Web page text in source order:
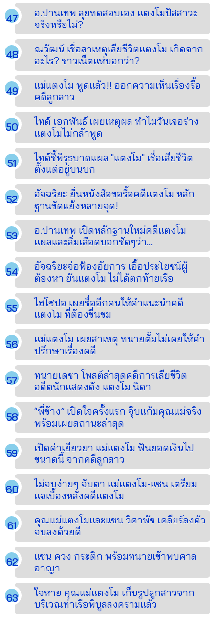
อ.ปานเทพ ลุยทดสอบเอง แตงโมปัสสาวะ
จริงหรือไม่?
ณวัฒน์ เชื่อสาเหตุเสียชีวิตแตงโม เกิดจาก
อะไร? ชาวเน็ตแห่บอกว่า?
แม่แตงโม พูดแล้ว!! ออกความเห็นเรื่องรื้อ
คดีลูกสาว
ไทด์ เอกพันธ์ เผยเหตุผล ทำไมวันเจอร่าง
แตงโมไม่กล้าพูด
ไทด์ชี้พิรุธบาดแผล "แตงโม" เชื่อเสียชีวิต
ตั้งแต่อยู่บนบก
อัจฉริยะ ยื่นหนังสือขอรื้อคดีแตงโม หลัก
ฐานขัดแย้งหลายจุด!
อ.ปานเทพ เปิดหลักฐานใหม่คดีแตงโม
แผลและลิ่มเลือดบอกชัดๆว่า...
อัจฉริยะจ่อฟ้องอัยการ เอื้อประโยชน์ผู้
ต้องหา ยันแตงโม ไม่ได้ตกท้ายเรือ
ไฮโซปอ เผยชื่ออีกคนให้คำแนะนำคดี
แตงโม ที่ต้องชื่นชม
แม่แตงโม เผยสาเหตุ ทนายตั้มไม่เคยให้คำ
ปรึกษาเรื่องคดี
ทนายเดชา โพสต์ล่าสุดคดีการเสียชีวิต
อดีตนักแสดงดัง แตงโม นิดา
“พี่ช้าง” เปิดใจครั้งแรก จุ๊บแก้มคุณแม่จริง
พร้อมเผยสถานะล่าสุด
เปิดค่าเยียวยา แม่แตงโม ฟันยอดเงินไป
ขนาดนี้ จากคดีลูกสาว
ไม่จบง่ายๆ จับตา แม่แตงโม-แซน เตรียม
แฉเบื้องหลังคดีแตงโม
คุณแม่แตงโมและแซน วิศาพัช เคลียร์ลงตัว
จบลงด้วยดี
แซน ควง กระติก พร้อมทนายเข้าพบศาล
อาญา
ใจหาย คุณแม่แตงโม เก็บรูปลูกสาวจาก
บริเวณท่าเรือพิบูลสงครามแล้ว